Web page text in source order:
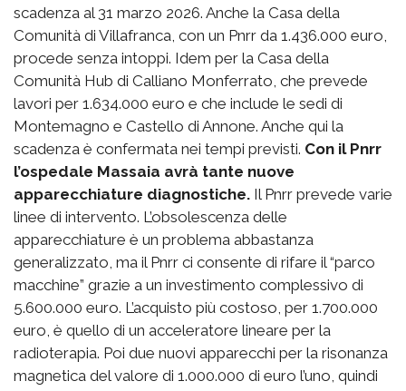
scadenza al 31 marzo 2026. Anche la Casa della
Comunità di Villafranca, con un Pnrr da 1.436.000 euro,
procede senza intoppi. Idem per la Casa della
Comunità Hub di Calliano Monferrato, che prevede
lavori per 1.634.000 euro e che include le sedi di
Montemagno e Castello di Annone. Anche qui la
scadenza è confermata nei tempi previsti. Con il Pnrr
l’ospedale Massaia avrà tante nuove
apparecchiature diagnostiche. Il Pnrr prevede varie
linee di intervento. L’obsolescenza delle
apparecchiature è un problema abbastanza
generalizzato, ma il Pnrr ci consente di rifare il “parco
macchine” grazie a un investimento complessivo di
5.600.000 euro. L’acquisto più costoso, per 1.700.000
euro, è quello di un acceleratore lineare per la
radioterapia. Poi due nuovi apparecchi per la risonanza
magnetica del valore di 1.000.000 di euro l’uno, quindi